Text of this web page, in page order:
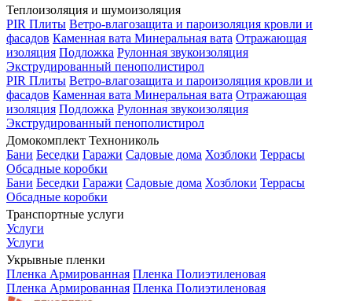
Теплоизоляция и шумоизоляция
PIR Плиты Ветро-влагозащита и пароизоляция кровли и
фасадов Каменная вата Минеральная вата Отражающая
изоляция Подложка Рулонная звукоизоляция
Экструдированный пенополистирол
PIR Плиты Ветро-влагозащита и пароизоляция кровли и
фасадов Каменная вата Минеральная вата Отражающая
изоляция Подложка Рулонная звукоизоляция
Экструдированный пенополистирол
Домокомплект Технониколь
Бани Беседки Гаражи Садовые дома Хозблоки Террасы
Обсадные коробки
Бани Беседки Гаражи Садовые дома Хозблоки Террасы
Обсадные коробки
Транспортные услуги
Услуги
Услуги
Укрывные пленки
Пленка Армированная Пленка Полиэтиленовая
Пленка Армированная Пленка Полиэтиленовая